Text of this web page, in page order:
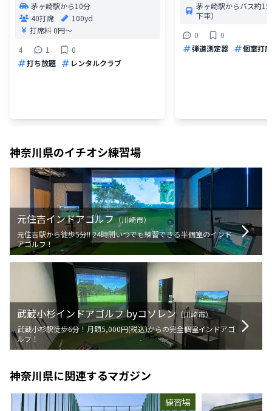
茅ヶ崎駅から10分
40打席
100yd
打席料0円〜
4
1
0
打ち放題
レンタルクラブ
茅ヶ崎駅からバス約
下車）
0
0
弾道測定器
個室打席
神奈川県のイチオシ練習場
元住吉インドアゴルフ（川崎市）
元住吉駅から徒歩5分!! 24時間いつでも練習できる半個室のインド
アゴルフ！
武蔵小杉インドアゴルフ byコソレン（川崎市）
武蔵小杉駅徒歩6分！月額5,000円(税込)からの完全個室インドアゴ
ルフ！
神奈川県に関連するマガジン
練習場